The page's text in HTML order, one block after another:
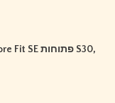
אוזניות 1more Fit SE פתוחות S30,